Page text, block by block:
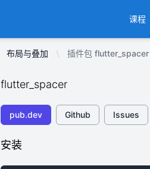
课程
布局与叠加 插件包 flutter_spacer
flutter_spacer
pub.dev Github Issues
安装